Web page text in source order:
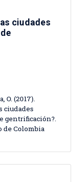
ciudades
O. (2017).
ciudades
gentrificación?.
de Colombia